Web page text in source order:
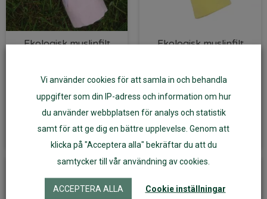
Ekologisk muslinfilt
79kr
Lägg till i varukorg
Ekologisk muslinfilt
59kr
Lägg till i varukorg
Vi använder cookies för att samla in och behandla
uppgifter som din IP-adress och information om hur
du använder webbplatsen för analys och statistik
samt för att ge dig en bättre upplevelse. Genom att
klicka på "Acceptera alla" bekräftar du att du
samtycker till vår användning av cookies.
ACCEPTERA ALLA Cookie inställningar